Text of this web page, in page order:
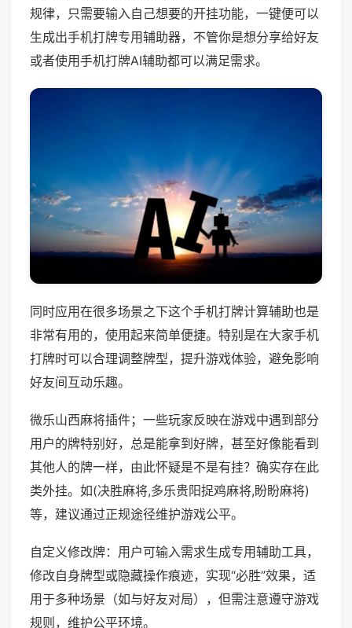
规律，只需要输入自己想要的开挂功能，一键便可以
生成出手机打牌专用辅助器，不管你是想分享给好友
或者使用手机打牌AI辅助都可以满足需求。
同时应用在很多场景之下这个手机打牌计算辅助也是
非常有用的，使用起来简单便捷。特别是在大家手机
打牌时可以合理调整牌型，提升游戏体验，避免影响
好友间互动乐趣。
微乐山西麻将插件；一些玩家反映在游戏中遇到部分
用户的牌特别好，总是能拿到好牌，甚至好像能看到
其他人的牌一样，由此怀疑是不是有挂？确实存在此
类外挂。如(决胜麻将,多乐贵阳捉鸡麻将,盼盼麻将)
等，建议通过正规途径维护游戏公平。
自定义修改牌：用户可输入需求生成专用辅助工具，
修改自身牌型或隐藏操作痕迹，实现“必胜”效果，适
用于多种场景（如与好友对局），但需注意遵守游戏
规则，维护公平环境。